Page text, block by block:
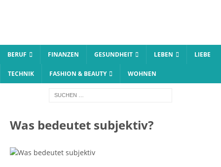
BERUF FINANZEN GESUNDHEIT LEBEN LIEBE
TECHNIK FASHION & BEAUTY WOHNEN
Was bedeutet subjektiv?